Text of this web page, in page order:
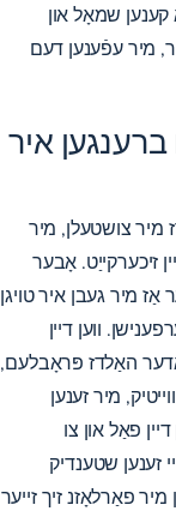
שמאָל און
מיר עפֿענען דעם
איר
מיר צושטעלן, מיר
זיכערקייַט. אָבער
מיר געבן איר טויגן
ווען דיין
האַלדז פּראָבלעם,
מיר זענען
פאַל און צו
זענען שטענדיק
מיר פאַרלאָזנ זיך זייער